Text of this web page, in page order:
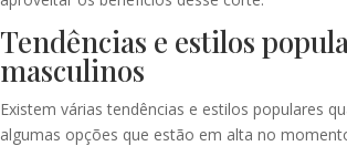
Tendências e estilos
masculinos
Existem várias tendências e estilos populares
algumas opções que estão em alta no